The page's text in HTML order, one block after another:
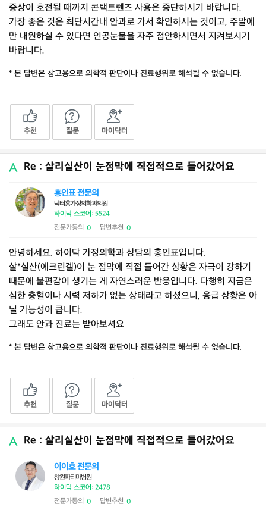
증상이 호전될 때까지 콘택트렌즈 사용은 중단하시기 바랍니다.
가장 좋은 것은 최단시간내 안과로 가서 확인하시는 것이고, 주말에
만 내원하실 수 있다면 인공눈물을 자주 점안하시면서 지켜보시기
바랍니다.
* 본 답변은 참고용으로 의학적 판단이나 진료행위로 해석될 수 없습니다.
추천 질문 마이닥터
Re : 살리실산이 눈점막에 직접적으로 들어갔어요
홍인표 전문의
닥터홍가정의학과의원
하이닥 스코어: 5524
전문가동의 0 답변추천 0
안녕하세요. 하이닥 가정의학과 상담의 홍인표입니다.
살*실산(에크린겔)이 눈 점막에 직접 들어간 상황은 자극이 강하기
때문에 불편감이 생기는 게 자연스러운 반응입니다. 다행히 지금은
심한 충혈이나 시력 저하가 없는 상태라고 하셨으니, 응급 상황은 아
닐 가능성이 큽니다.
그래도 안과 진료는 받아보셔요
* 본 답변은 참고용으로 의학적 판단이나 진료행위로 해석될 수 없습니다.
추천 질문 마이닥터
Re : 살리실산이 눈점막에 직접적으로 들어갔어요
이이호 전문의
창원파티마병원
하이닥 스코어: 2478
전문가동의 0 답변추천 0